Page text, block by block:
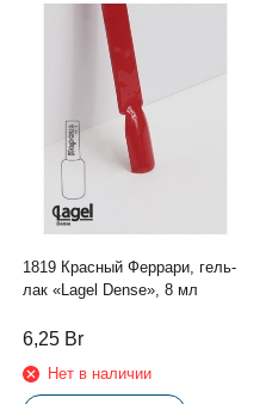
1819 Красный Феррари, гель-
лак «Lagel Dense», 8 мл
6,25 Br
Нет в наличии